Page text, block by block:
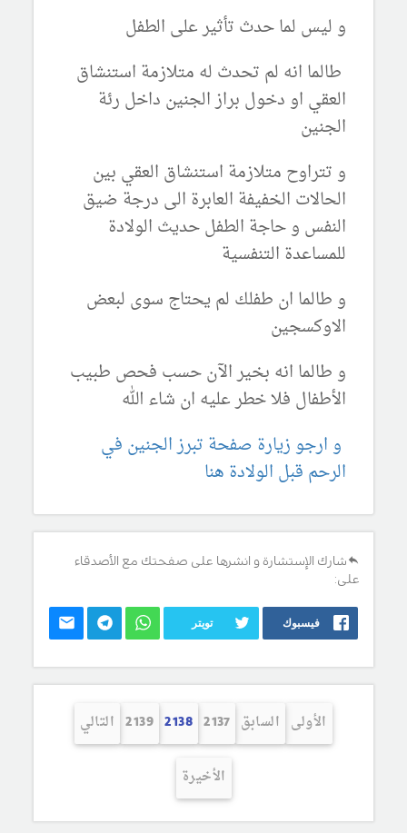
و ليس لما حدث تأثير على الطفل
طالما انه لم تحدث له متلازمة استنشاق
العقي او دخول براز الجنين داخل رئة
الجنين
و تتراوح متلازمة استنشاق العقي بين
الحالات الخفيفة العابرة الى درجة ضيق
النفس و حاجة الطفل حديث الولادة
للمساعدة التنفسية
و طالما ان طفلك لم يحتاج سوى لبعض
الاوكسجين
و طالما انه بخير الآن حسب فحص طبيب
الأطفال فلا خطر عليه ان شاء الله
و ارجو زيارة صفحة تبرز الجنين في
الرحم قبل الولادة هنا
شارك الإستشارة و انشرها على صفحتك مع الأصدقاء
على:
فيسبوك تويتر
الأولى السابق 2137
2138
2139 التالي
الأخيرة